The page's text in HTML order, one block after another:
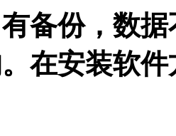
备份，数
在安装软